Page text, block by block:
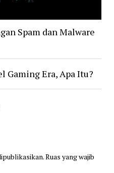
Spam dan Malware
Gaming Era, Apa Itu?
Ruas yang wajib